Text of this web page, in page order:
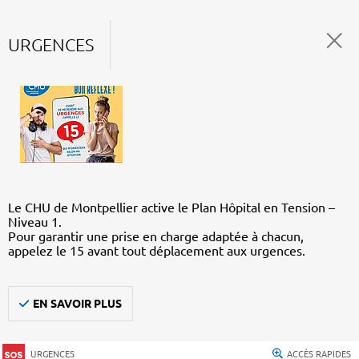
URGENCES
Le CHU de Montpellier active le Plan Hôpital en Tension –
Niveau 1.
Pour garantir une prise en charge adaptée à chacun,
appelez le 15 avant tout déplacement aux urgences.
EN SAVOIR PLUS
URGENCES ACCÈS RAPIDES